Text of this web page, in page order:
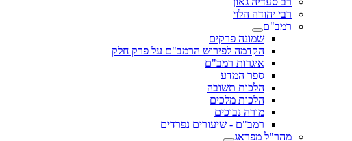
רבי יהודה הלוי
רמב"ם
שמונה פרקים
הקדמה לפירוש הרמב"ם על פרק חלק
איגרות רמב"ם
ספר המדע
הלכות תשובה
הלכות מלכים
מורה נבוכים
רמב"ם - שיעורים נפרדים
מהר"ל מפראג